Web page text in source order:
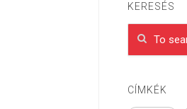
KERESÉS
CÍMKÉK